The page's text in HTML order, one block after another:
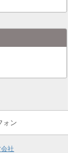
ォン
社